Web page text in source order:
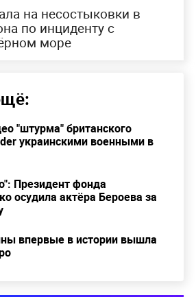
на несостыковки в
по инциденту с
море
"штурма" британского
украинскими военными в
Президент фонда
осудила актёра Бероева за
впервые в истории вышла